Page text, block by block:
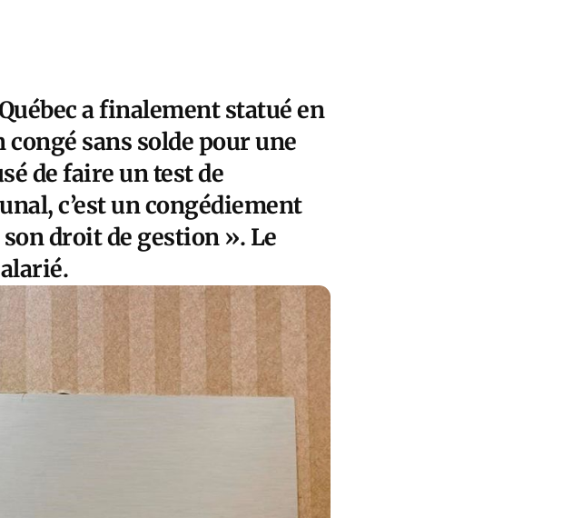
a finalement statué en
sans solde pour une
de faire un test de
c’est un congédiement
son droit de gestion ». Le